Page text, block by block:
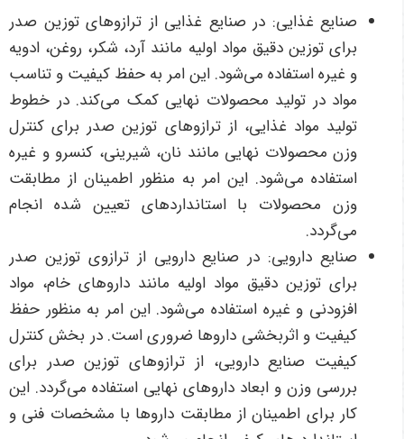
صنایع غذایی: در صنایع غذایی از ترازوهای توزین صدر
برای توزین دقیق مواد اولیه مانند آرد، شکر، روغن، ادویه
و غیره استفاده می‌شود. این امر به حفظ کیفیت و تناسب
مواد در تولید محصولات نهایی کمک می‌کند.در خطوط
تولید مواد غذایی، از ترازوهای توزین صدر برای کنترل
وزن محصولات نهایی مانند نان، شیرینی، کنسرو و غیره
استفاده می‌شود. این امر به منظور اطمینان از مطابقت
وزن محصولات با استانداردهای تعیین شده انجام
می‌گردد.
صنایع دارویی: در صنایع دارویی از ترازوی توزین صدر
برای توزین دقیق مواد اولیه مانند داروهای خام، مواد
افزودنی و غیره استفاده می‌شود. این امر به منظور حفظ
کیفیت و اثربخشی داروها ضروری است.در بخش کنترل
کیفیت صنایع دارویی، از ترازوهای توزین صدر برای
بررسی وزن و ابعاد داروهای نهایی استفاده می‌گردد. این
کار برای اطمینان از مطابقت داروها با مشخصات فنی و